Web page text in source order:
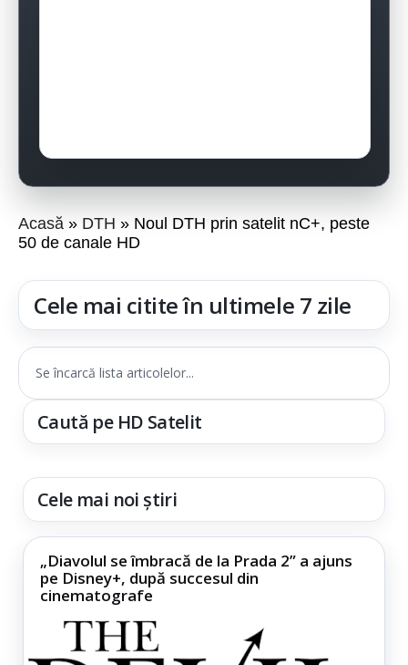
Acasă DTH
Noul DTH prin satelit nC+, peste
50 de canale HD
Cele mai citite în ultimele 7 zile
Se încarcă lista articolelor...
Caută pe HD Satelit
Cele mai noi știri
„Diavolul se îmbracă de la Prada 2” a ajuns
pe Disney+, după succesul din
cinematografe